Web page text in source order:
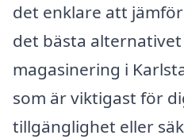
det enklare att
det bästa
magasinering i
som är viktigast för
tillgänglighet eller